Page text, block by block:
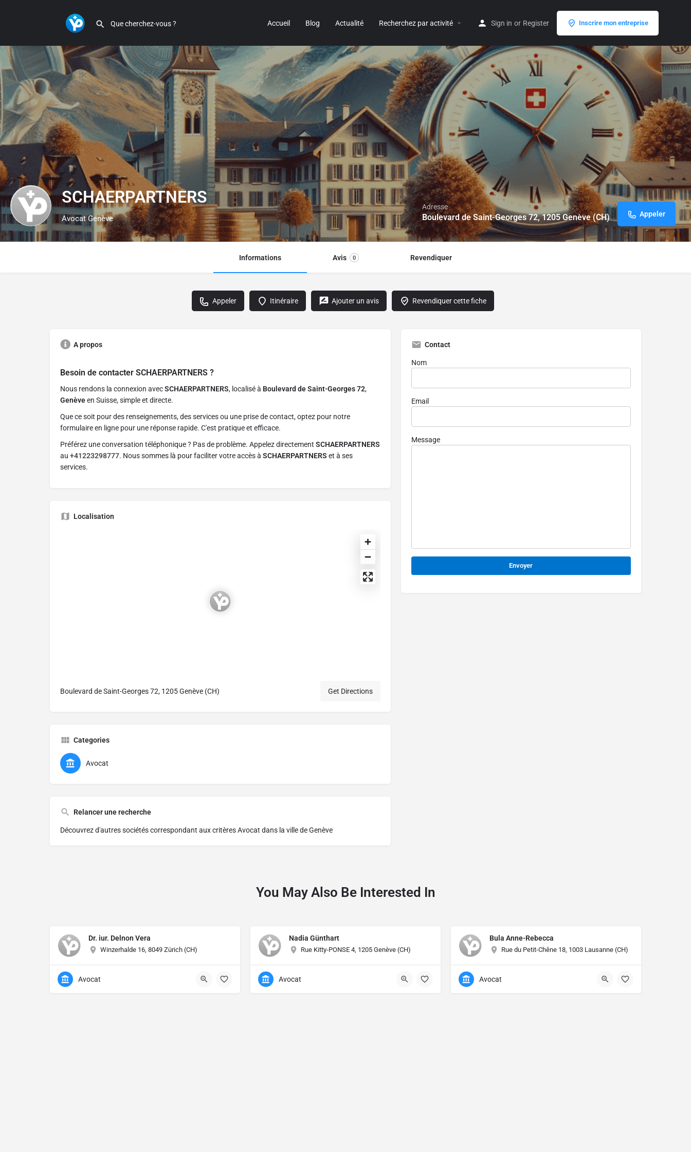
Accueil Blog Actualité Recherchez par activité Sign in or Register Inscrire mon entreprise
SCHAERPARTNERS
Avocat Genève
Adresse
Boulevard de Saint-Georges 72, 1205 Genève (CH) Appeler
Informations Avis 0 Revendiquer
Appeler Itinéraire Ajouter un avis Revendiquer cette fiche
A propos
Besoin de contacter SCHAERPARTNERS ?
Nous rendons la connexion avecSCHAERPARTNERS, localisé à Boulevard de Saint-Georges 72,
Genèveen Suisse, simple et directe.
Que ce soit pour des renseignements, des services ou une prise de contact, optez pour notre
formulaire en ligne pour une réponse rapide. C'est pratique et efficace.
Préférez une conversation téléphonique ? Pas de problème. Appelez directement SCHAERPARTNERS
au +41223298777. Nous sommes là pour faciliter votre accès à SCHAERPARTNERS et à ses
services.
Localisation
Boulevard de Saint-Georges 72, 1205 Genève (CH) Get Directions
Categories
Avocat
Relancer une recherche
Découvrez d'autres sociétés correspondant aux critèresAvocat dans la ville de Genève
Contact
Nom
Email
Message
You May Also Be Interested In
Dr. iur. Delnon Vera
Winzerhalde 16, 8049 Zürich (CH)
Avocat
Nadia Günthart
Rue Kitty-PONSE 4, 1205 Genève (CH)
Avocat
Bula Anne-Rebecca
Rue du Petit-Chêne 18, 1003 Lausanne (CH)
Avocat